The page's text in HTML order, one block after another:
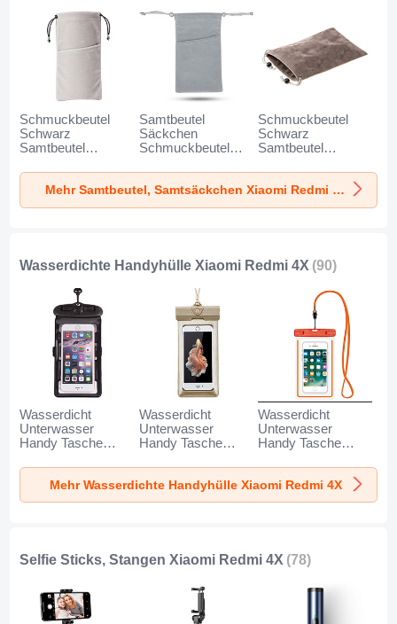
Schmuckbeutel
Schwarz
Samtbeutel
Universal K02 für
Xiaomi Redmi 4X
Grau
Samtbeutel
Säckchen
Schmuckbeutel
für Xiaomi Redmi
4X Grau
Schmuckbeutel
Schwarz
Samtbeutel
Universal S05 für
Xiaomi Redmi 4X
Braun
Mehr Samtbeutel, Samtsäckchen Xiaomi Redmi 4X
Wasserdichte Handyhülle Xiaomi Redmi 4X (90)
Wasserdicht
Unterwasser
Handy Tasche
Xiaomi Redmi 4X
Schwarz
Wasserdicht
Unterwasser
Handy Tasche
Xiaomi Redmi 4X
Gold
Wasserdicht
Unterwasser
Handy Tasche
Xiaomi Redmi 4X
Orange
Mehr Wasserdichte Handyhülle Xiaomi Redmi 4X
Selfie Sticks, Stangen Xiaomi Redmi 4X (78)